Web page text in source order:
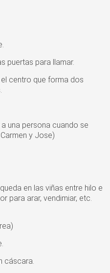
puertas para llamar.
centro que forma dos
una persona cuando se
y Jose)
en las viñas entre hilo e
para arar, vendimiar, etc.
cáscara.